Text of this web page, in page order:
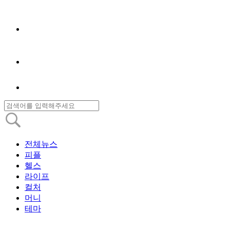
전체뉴스
피플
헬스
라이프
컬처
머니
테마